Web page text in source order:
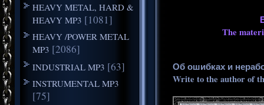
HEAVY METAL, HARD &
HEAVY MP3 [1081]
HEAVY /POWER METAL
MP3 [2086]
INDUSTRIAL MP3 [63]
INSTRUMENTAL MP3
[75]
The
Об ошибках и
Write to the author of